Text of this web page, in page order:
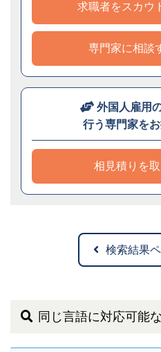
求職者をスカウ
専門家に相談
外国人雇用
行う専門家を
相見積りを取
検索結果
同じ言語に対応可能